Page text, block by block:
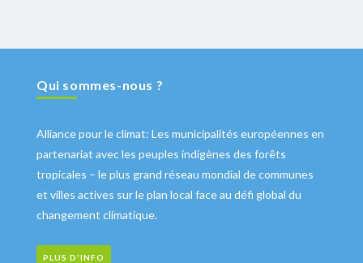
Qui sommes-nous ?
Alliance pour le climat: Les municipalités européennes en
partenariat avec les peuples indigènes des forêts
tropicales – le plus grand réseau mondial de communes
et villes actives sur le plan local face au défi global du
changement climatique.
PLUS D'INFO